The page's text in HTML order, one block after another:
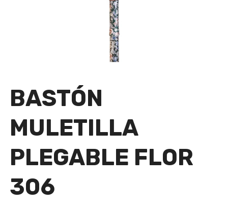
BASTÓN
MULETILLA
PLEGABLE FLOR
306